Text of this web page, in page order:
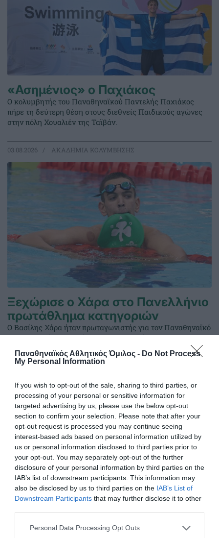
Παναθηναϊκός Αθλητικός Όμιλος - Do Not Process
My Personal Information
If you wish to opt-out of the sale, sharing to third parties, or
processing of your personal or sensitive information for
targeted advertising by us, please use the below opt-out
section to confirm your selection. Please note that after your
opt-out request is processed you may continue seeing
interest-based ads based on personal information utilized by
us or personal information disclosed to third parties prior to
your opt-out. You may separately opt-out of the further
disclosure of your personal information by third parties on the
IAB’s list of downstream participants. This information may
also be disclosed by us to third parties on the IAB’s List of
Downstream Participants that may further disclose it to other
Please note that this website/app uses one or more Google
Personal Data Processing Opt Outs
«Ασημένιος» ο Παχιάκος
Ο κολυμβητής του Παναθηναϊκού Παντελής Παχιάκος
πήρε τη δεύτερη θέση στους διεθνείς Παιδικούς αγώνες
στην πόλη Χουαλιέν της Ταϊβάν.
03.08.2026 ΑΚΑΔΗΜΙΑ ΚΟΛΥΜΒΗΣΗΣ
Ξεχώρισε ο Χάρα στο Πανελλήνιο
πρωτάθλημα κατηγοριών
Ο Βασίλης Χάρα ήταν πρωταγωνιστής για τον Παναθηναϊκό
στο Πανελλήνιο πρωτάθλημα κατηγοριών στο ΟΑΚΑ.
20.07.2026 ΑΚΑΔΗΜΙΑ ΚΟΛΥΜΒΗΣΗΣ
Πανελλήνια πρωτιά για την
4Χ100 Εφήβων